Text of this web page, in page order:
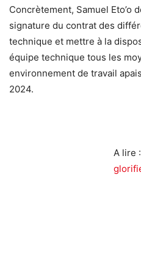
Concrètement, Samuel Eto’o
signature du contrat des
technique et mettre à la
équipe technique tous les
environnement de travail
2024.
A lire :